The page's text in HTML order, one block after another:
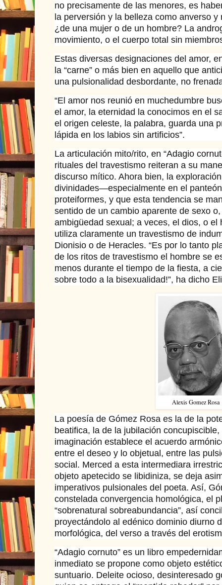
no precisamente de las menores, es
la perversión y la belleza como anverso
¿de una mujer o de un hombre? La
movimiento, o el cuerpo total sin
Estas diversas designaciones del amor,
la “carne” o más bien en aquello que
una pulsionalidad desbordante, no
“El amor nos reunió en muchedumbre
el amor, la eternidad la conocimos en el
el origen celeste, la palabra, guarda una
lápida en los labios sin artificios”.
La articulación mito/rito, en “Adagio
rituales del travestismo reiteran a su
discurso mítico. Ahora bien, la
divinidades—especialmente en el
proteiformes, y que esta tendencia se
sentido de un cambio aparente de sexo
ambigüedad sexual; a veces, el dios, o el
utiliza claramente un travestismo de
Dionisio o de Heracles. “Es por lo tanto
de los ritos de travestismo el hombre se
menos durante el tiempo de la fiesta, a
sobre todo a la bisexualidad!”, ha dicho
Alexis Gomez Rosa
La poesía de Gómez Rosa es la de la
beatifica, la de la jubilación
imaginación establece el acuerdo
entre el deseo y lo objetual, entre las
social. Merced a esta intermediara
objeto apetecido se libidiniza, se deja
imperativos pulsionales del poeta. Así,
constelada convergencia homológica, el
“sobrenatural sobreabundancia”, así
proyectándolo al edénico dominio diurno
morfológica, del verso a través del
“Adagio cornuto” es un libro
inmediato se propone como objeto
suntuario. Deleite ocioso, desinteresado